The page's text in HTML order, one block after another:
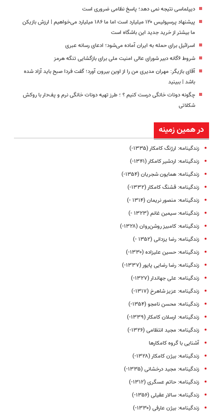
دیپلماسی نتیجه‌ نمی دهد؛ پاسخ نظامی ضروری است
پیشنهاد پرسپولیس ۱۲۰ میلیارد است اما ما ۱۸۶ میلیارد می‌خواهیم | ارزش بازیکن
ما بیشتر از خرید جدید این باشگاه است
اسرائیل برای حمله به ایران آماده می‌شود؛ ادعای رسانه عبری
شروط ۶گانه دبیر شورای عالی امنیت ملی برای بازگشایی تنگه هرمز
آقای بازیگر: مهران مدیری من را از اوین بیرون آورد؛ گفت فردا صبح باید آزاد شده
باشد | ببینید
چگونه دونات خانگی درست کنیم ؟ ؛ طرز تهیه دونات خانگی نرم و پف‌دار با روکش
شکلاتی
در همین زمینه
زندگینامه: ارژنگ کامکار (۱۳۳۵-)
زندگینامه: اردشیر کامکار (۱۳۴۱-)
زندگینامه: همایون شجریان (۱۳۵۴-)
زندگینامه: قشنگ کامکار (۱۳۳۲-)
زندگینامه: منصور نریمان (۱۳۱۴ -)
زندگینامه: سیمین غانم (۱۳۲۳ -)
زندگینامه: کامبیز روشن‌روان (۱۳۲۸-)
زندگینامه: رضا یزدانی (۱۳۵۲ -)
زندگینامه: حسین علیزاده (۱۳۳۰-)
زندگینامه‌: رضا رضایی ‌پایور (۱۳۳۷-)
زندگینامه: علی جهاندار (۱۳۲۷-)
زندگینامه‌: عزیز شاهرخ (۱۳۱۷-)
زندگینامه: محسن نامجو (۱۳۵۴-)
زندگینامه: ارسلان کامکار (۱۳۳۹-)
زندگینامه: مجید انتظامی (۱۳۲۶-)
آشنایی با گروه کامکارها
زندگینامه: بیژن کامکار (۱۳۲۸-)
زندگینامه: مجید درخشانی (۱۳۳۵-)
زندگینامه: حاتم عسگری (۱۳۱۲-)
زندگینامه: سالار عقیلی (۱۳۵۶-)
زندگینامه: بیژن عارفی (۱۳۳۰-)